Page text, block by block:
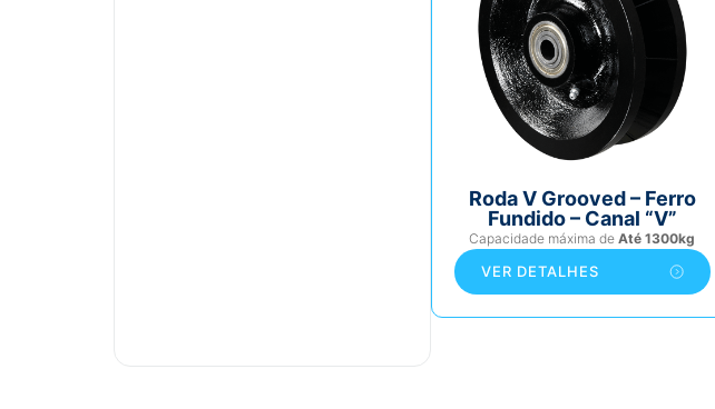
Roda V Grooved – Ferro
Fundido – Canal “V”
Capacidade máxima deAté 1300kg
VER DETALHES